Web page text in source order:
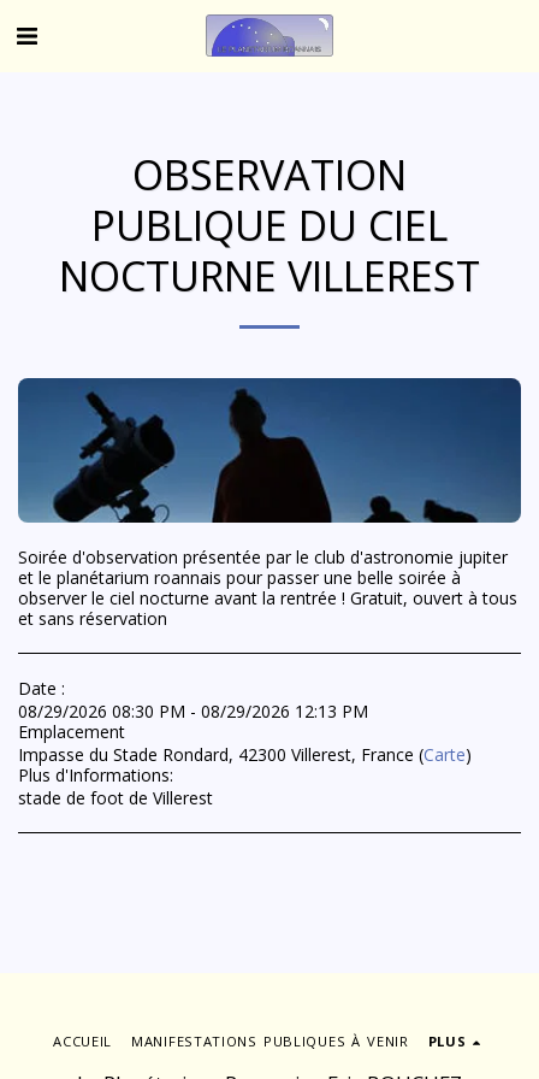
OBSERVATION
PUBLIQUE DU CIEL
NOCTURNE VILLEREST
Soirée d'observation présentée par le club d'astronomie jupiter
et le planétarium roannais pour passer une belle soirée à
observer le ciel nocturne avant la rentrée ! Gratuit, ouvert à tous
et sans réservation
Date :
08/29/2026 08:30 PM - 08/29/2026 12:13 PM
Emplacement
Impasse du Stade Rondard, 42300 Villerest, France (Carte)
Plus d'Informations:
stade de foot de Villerest
ACCUEIL MANIFESTATIONS PUBLIQUES À VENIR PLUS